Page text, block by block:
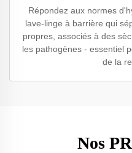
Répondez aux normes
lave-linge à barrière qui
propres, associés à des
les pathogènes - essentiel
de la
Nos